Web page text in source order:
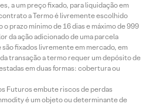
a um preço fixado, para liquidação em
a Termo é livremente escolhido
prazo mínimo de 16 dias e máximo de 999
da ação adicionado de uma parcela
fixados livremente em mercado, em
transação a termo requer um depósito de
em duas formas: cobertura ou
Futuros embute riscos de perdas
é um objeto ou determinante de